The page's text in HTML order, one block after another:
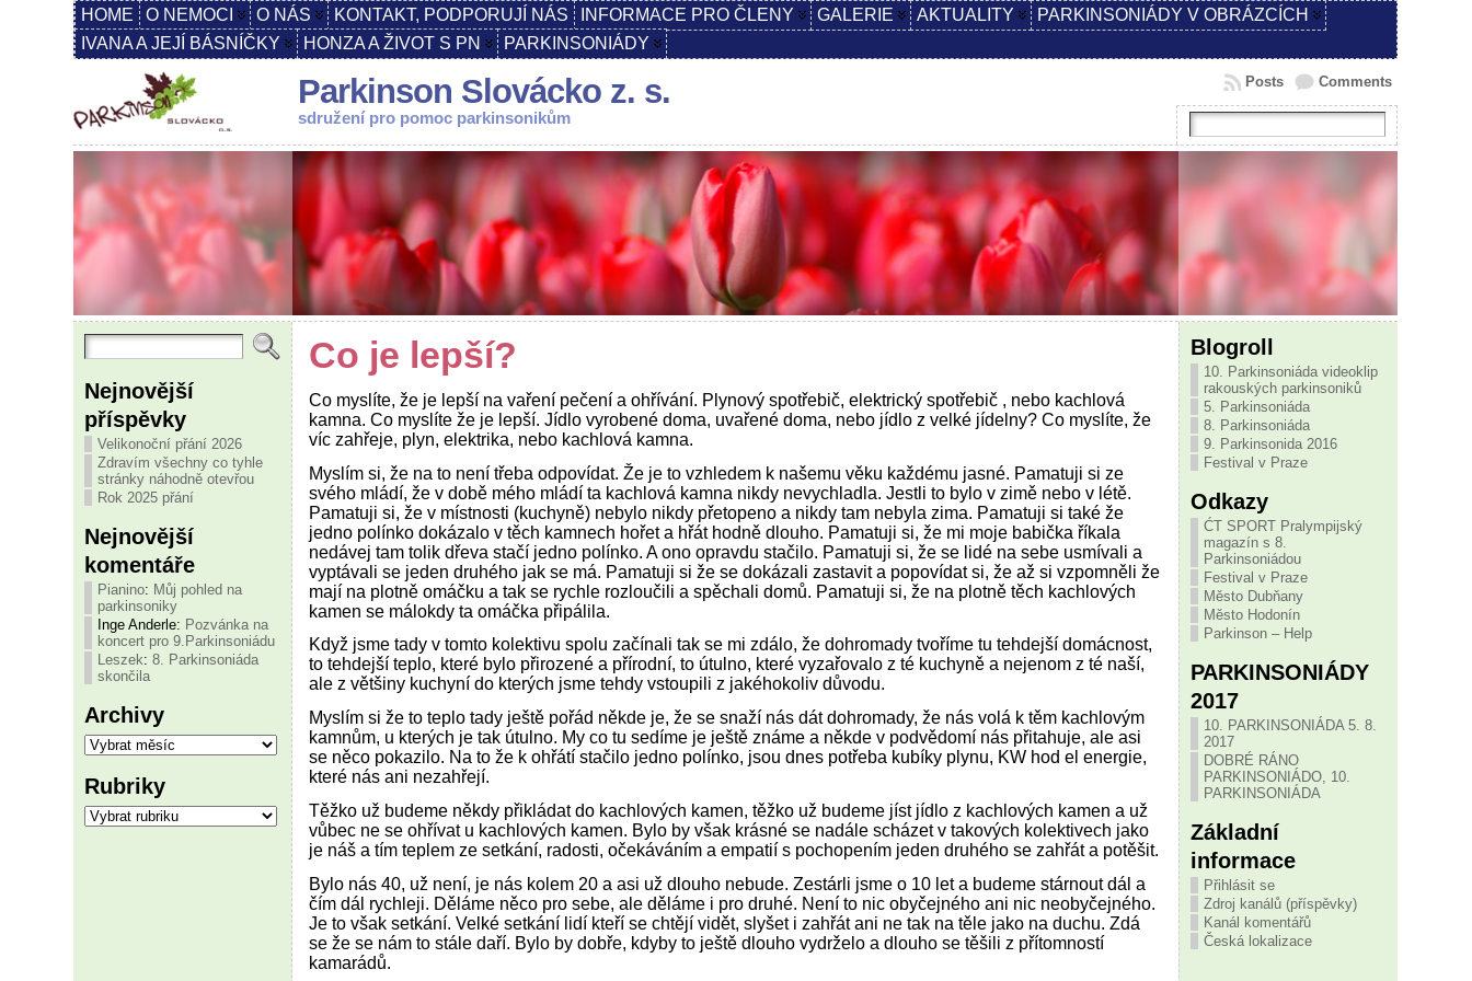
HOME O NEMOCI O NÁS KONTAKT, PODPORUJÍ NÁS INFORMACE PRO ČLENY GALERIE AKTUALITY
PARKINSONIÁDY V OBRÁZCÍCH
IVANA A JEJÍ BÁSNÍČKY
HONZA A ŽIVOT S PN PARKINSONIÁDY
Parkinson Slovácko z. s.
sdružení pro pomoc parkinsonikům
Comments
Posts
Nejnovější
příspěvky
Velikonoční přání 2026
Zdravím všechny co tyhle
stránky náhodně otevřou
Rok 2025 přání
Nejnovější
komentáře
Pianino: Můj pohled na
parkinsoniky
Inge Anderle: Pozvánka na
koncert pro 9.Parkinsoniádu
Leszek:8. Parkinsoniáda
skončila
Archivy
Archivy
Rubriky
Rubriky
Co je lepší?
Co myslíte, že je lepší na vaření pečení a ohřívání. Plynový spotřebič, elektrický spotřebič , nebo kachlová
kamna. Co myslíte že je lepší. Jídlo vyrobené doma, uvařené doma, nebo jídlo z velké jídelny? Co myslíte, že
víc zahřeje, plyn, elektrika, nebo kachlová kamna.
Myslím si, že na to není třeba odpovídat. Že je to vzhledem k našemu věku každému jasné. Pamatuji si ze
svého mládí, že v době mého mládí ta kachlová kamna nikdy nevychladla. Jestli to bylo v zimě nebo v létě.
Pamatuji si, že v místnosti (kuchyně) nebylo nikdy přetopeno a nikdy tam nebyla zima. Pamatuji si také že
jedno polínko dokázalo v těch kamnech hořet a hřát hodně dlouho. Pamatuji si, že mi moje babička říkala
nedávej tam tolik dřeva stačí jedno polínko. A ono opravdu stačilo. Pamatuji si, že se lidé na sebe usmívali a
vyptávali se jeden druhého jak se má. Pamatuji si že se dokázali zastavit a popovídat si, že až si vzpomněli že
mají na plotně omáčku a tak se rychle rozloučili a spěchali domů. Pamatuji si, že na plotně těch kachlových
kamen se málokdy ta omáčka připálila.
Když jsme tady v tomto kolektivu spolu začínali tak se mi zdálo, že dohromady tvoříme tu tehdejší domácnost,
to tehdejší teplo, které bylo přirozené a přírodní, to útulno, které vyzařovalo z té kuchyně a nejenom z té naší,
ale z většiny kuchyní do kterých jsme tehdy vstoupili z jakéhokoliv důvodu.
Myslím si že to teplo tady ještě pořád někde je, že se snaží nás dát dohromady, že nás volá k těm kachlovým
kamnům, u kterých je tak útulno. My co tu sedíme je ještě známe a někde v podvědomí nás přitahuje, ale asi
se něco pokazilo. Na to že k ohřátí stačilo jedno polínko, jsou dnes potřeba kubíky plynu, KW hod el energie,
které nás ani nezahřejí.
Těžko už budeme někdy přikládat do kachlových kamen, těžko už budeme jíst jídlo z kachlových kamen a už
vůbec ne se ohřívat u kachlových kamen. Bylo by však krásné se nadále scházet v takových kolektivech jako
je náš a tím teplem ze setkání, radosti, očekáváním a empatií s pochopením jeden druhého se zahřát a potěšit.
Bylo nás 40, už není, je nás kolem 20 a asi už dlouho nebude. Zestárli jsme o 10 let a budeme stárnout dál a
čím dál rychleji. Děláme něco pro sebe, ale děláme i pro druhé. Není to nic obyčejného ani nic neobyčejného.
Je to však setkání. Velké setkání lidí kteří se chtějí vidět, slyšet i zahřát ani ne tak na těle jako na duchu. Zdá
se že se nám to stále daří. Bylo by dobře, kdyby to ještě dlouho vydrželo a dlouho se těšili z přítomností
kamarádů.
Blogroll
10. Parkinsoniáda videoklip
rakouských parkinsoniků
5. Parkinsoniáda
8. Parkinsoniáda
9. Parkinsonida 2016
Festival v Praze
Odkazy
ĆT SPORT Pralympijský
magazín s 8.
Parkinsoniádou
Festival v Praze
Město Dubňany
Město Hodonín
Parkinson – Help
PARKINSONIÁDY
2017
10. PARKINSONIÁDA 5. 8.
2017
DOBRÉ RÁNO
PARKINSONIÁDO, 10.
PARKINSONIÁDA
Základní
informace
Přihlásit se
Zdroj kanálů (příspěvky)
Kanál komentářů
Česká lokalizace